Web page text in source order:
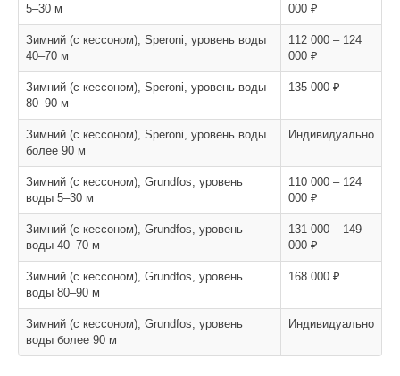
5–30 м
000 ₽
Зимний (с кессоном), Speroni, уровень воды
40–70 м
112 000 – 124
000 ₽
Зимний (с кессоном), Speroni, уровень воды
80–90 м
135 000 ₽
Зимний (с кессоном), Speroni, уровень воды
более 90 м
Индивидуально
Зимний (с кессоном), Grundfos, уровень
воды 5–30 м
110 000 – 124
000 ₽
Зимний (с кессоном), Grundfos, уровень
воды 40–70 м
131 000 – 149
000 ₽
Зимний (с кессоном), Grundfos, уровень
воды 80–90 м
168 000 ₽
Зимний (с кессоном), Grundfos, уровень
воды более 90 м
Индивидуально